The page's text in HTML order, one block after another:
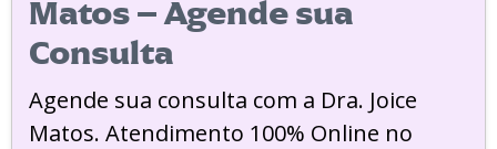
Matos – Agende sua
Consulta
Agende sua consulta com a Dra. Joice
Matos. Atendimento 100% Online no